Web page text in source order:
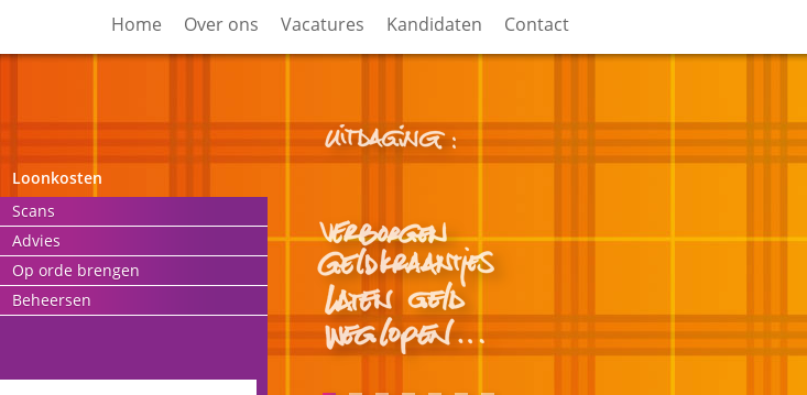
Home Over ons Vacatures Kandidaten Contact
Loonkosten
Scans
Advies
Op orde brengen
Beheersen